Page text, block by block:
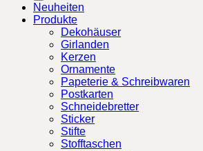
Neuheiten
Produkte
Dekohäuser
Girlanden
Kerzen
Ornamente
Papeterie & Schreibwaren
Postkarten
Schneidebretter
Sticker
Stifte
Stofftaschen